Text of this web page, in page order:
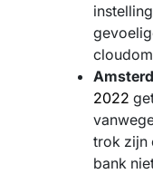
2022
trok zijn
bank